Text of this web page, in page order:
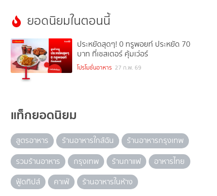
ยอดนิยมในตอนนี้
1
ประหยัดสุดๆ! 0 ทรูพอยท์ ประหยัด 70
บาท ที่เชสเตอร์ คุ้มเว่อร์
โปรโมชั่นอาหาร 27 ก.พ. 69
แท็กยอดนิยม
สูตรอาหาร ร้านอาหารใกล้ฉัน
ร้านอาหารกรุงเทพ
รวมร้านอาหาร
กรุงเทพ ร้านกาแฟ
อาหารไทย
ฟู้ดทิปส์
คาเฟ่ ร้านอาหารในห้าง